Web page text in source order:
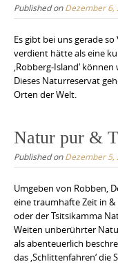
Published onDezember 6,
Es gibt bei uns gerade
verdient hätte als eine
‚Robberg-Island‘
Dieses Naturreservat
Orten der Welt.
Natur pur &
Published onDezember 5,
Umgeben von Robben,
eine traumhafte Zeit in &
oder der Tsitsikamma
Weiten unberührter
als abenteuerlich
das ‚Schlittenfahren‘